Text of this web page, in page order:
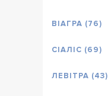
ВІАГРА (76)
СІАЛІС (69)
ЛЕВІТРА (43)